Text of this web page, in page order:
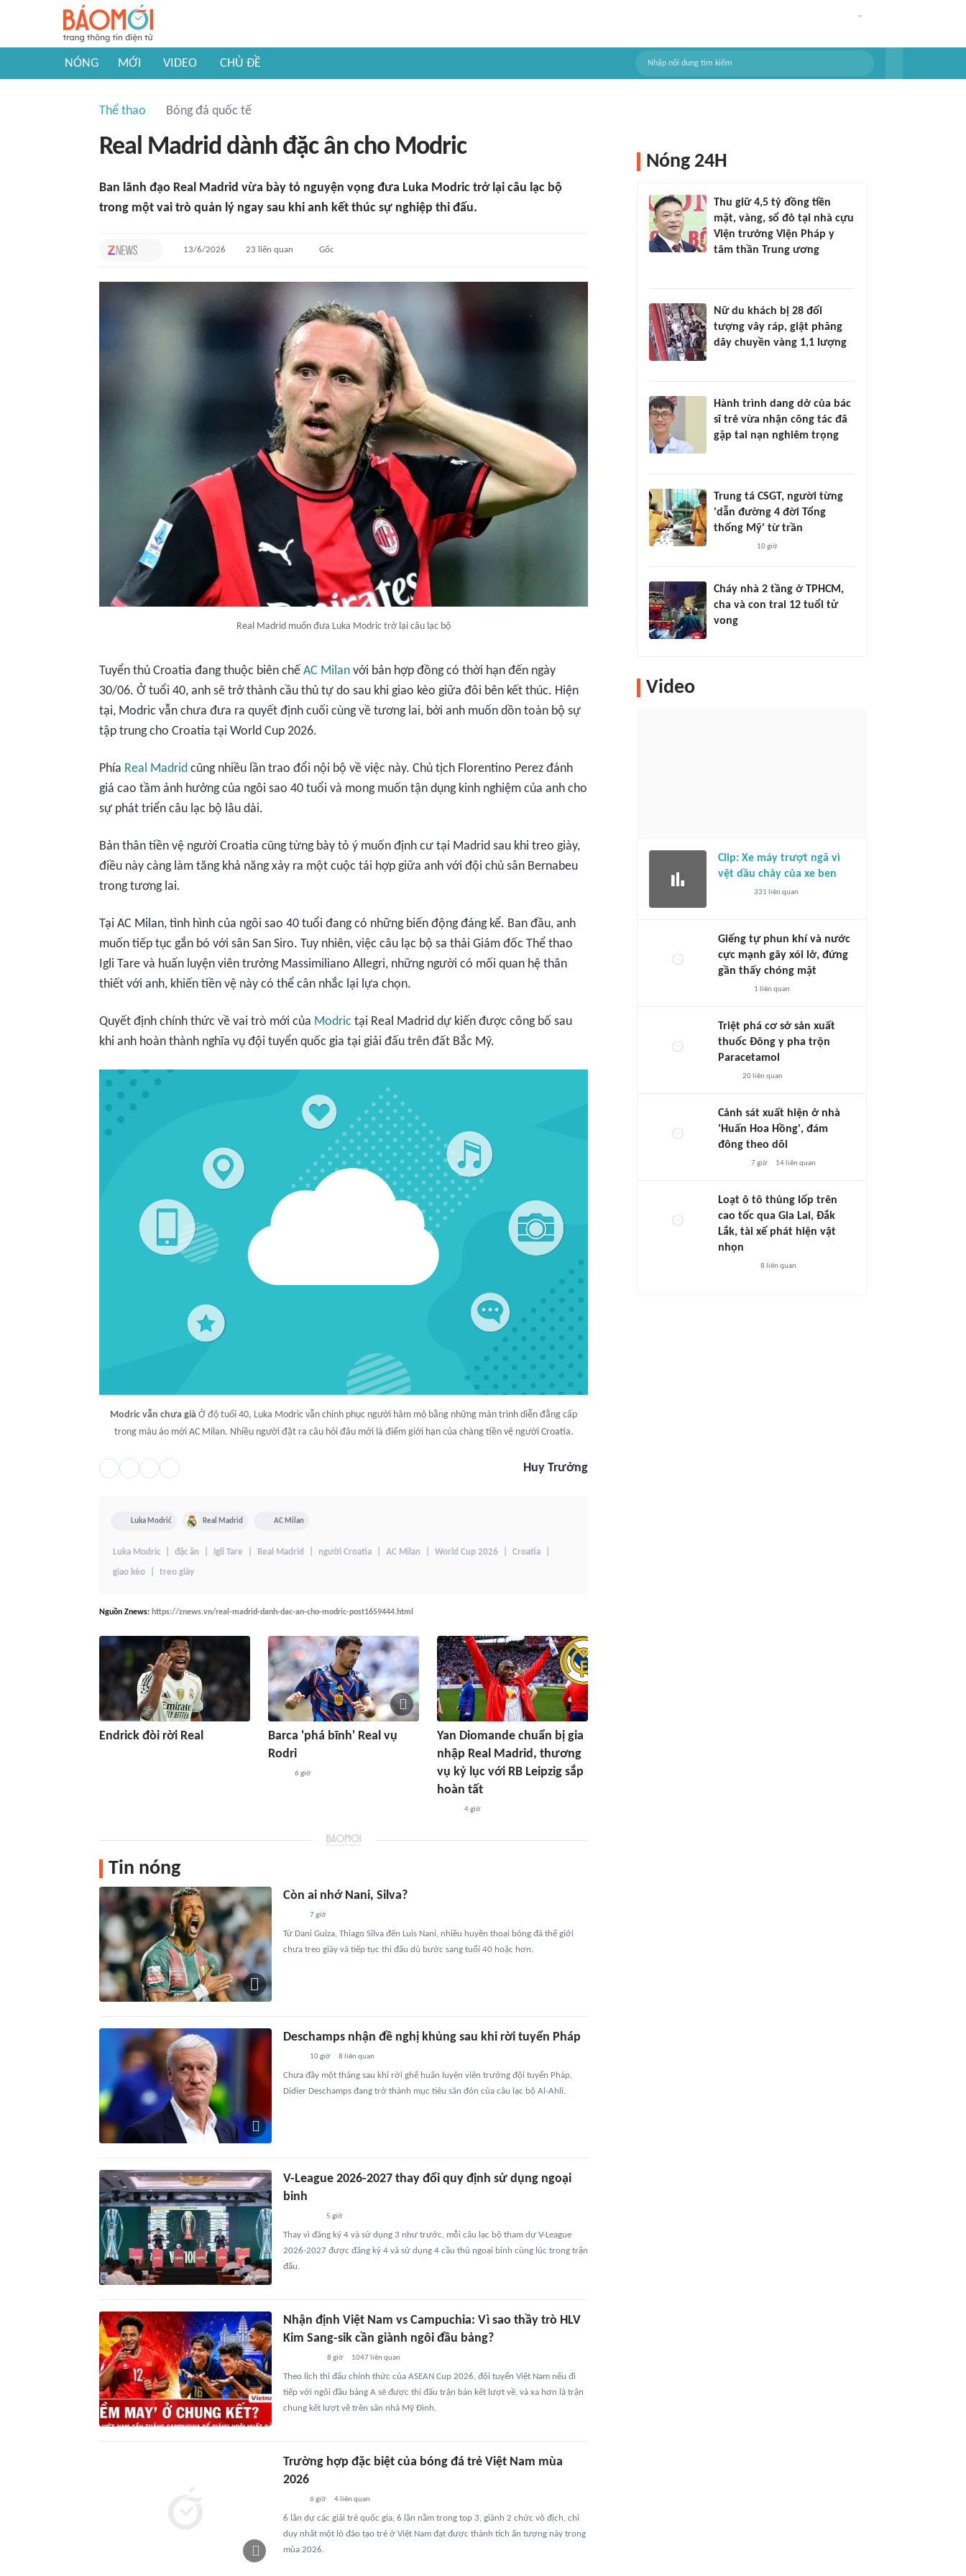
NÓNG MỚI VIDEO CHỦ ĐỀ
Thể thao Bóng đá quốc tế
Real Madrid dành đặc ân cho Modric
Ban lãnh đạo Real Madrid vừa bày tỏ nguyện vọng đưa Luka Modric trở lại câu lạc bộ
trong một vai trò quản lý ngay sau khi anh kết thúc sự nghiệp thi đấu.
13/6/2026 23 liên quan Gốc
Real Madrid muốn đưa Luka Modric trở lại câu lạc bộ
Tuyển thủ Croatia đang thuộc biên chế AC Milan với bản hợp đồng có thời hạn đến ngày
30/06. Ở tuổi 40, anh sẽ trở thành cầu thủ tự do sau khi giao kèo giữa đôi bên kết thúc. Hiện
tại, Modric vẫn chưa đưa ra quyết định cuối cùng về tương lai, bởi anh muốn dồn toàn bộ sự
tập trung cho Croatia tại World Cup 2026.
Phía Real Madrid cũng nhiều lần trao đổi nội bộ về việc này. Chủ tịch Florentino Perez đánh
giá cao tầm ảnh hưởng của ngôi sao 40 tuổi và mong muốn tận dụng kinh nghiệm của anh cho
sự phát triển câu lạc bộ lâu dài.
Bản thân tiền vệ người Croatia cũng từng bày tỏ ý muốn định cư tại Madrid sau khi treo giày,
điều này càng làm tăng khả năng xảy ra một cuộc tái hợp giữa anh với đội chủ sân Bernabeu
trong tương lai.
Tại AC Milan, tình hình của ngôi sao 40 tuổi đang có những biến động đáng kể. Ban đầu, anh
muốn tiếp tục gắn bó với sân San Siro. Tuy nhiên, việc câu lạc bộ sa thải Giám đốc Thể thao
Igli Tare và huấn luyện viên trưởng Massimiliano Allegri, những người có mối quan hệ thân
thiết với anh, khiến tiền vệ này có thể cân nhắc lại lựa chọn.
Quyết định chính thức về vai trò mới của Modric tại Real Madrid dự kiến được công bố sau
khi anh hoàn thành nghĩa vụ đội tuyển quốc gia tại giải đấu trên đất Bắc Mỹ.
Modric vẫn chưa già Ở độ tuổi 40, Luka Modric vẫn chinh phục người hâm mộ bằng những màn trình diễn đẳng cấp
trong màu áo mới AC Milan. Nhiều người đặt ra câu hỏi đâu mới là điểm giới hạn của chàng tiền vệ người Croatia.
Huy Trưởng
Luka Modrić Real Madrid AC Milan
Luka Modric đặc ân Igli Tare Real Madrid người Croatia AC Milan World Cup 2026 Croatia
giao kèo treo giày
Nguồn Znews: https://znews.vn/real-madrid-danh-dac-an-cho-modric-post1659444.html
Endrick đòi rời Real
Barca 'phá bĩnh' Real vụ
Rodri
6 giờ
Yan Diomande chuẩn bị gia
nhập Real Madrid, thương
vụ kỷ lục với RB Leipzig sắp
hoàn tất
4 giờ
Tin nóng
Còn ai nhớ Nani, Silva?
7 giờ
Từ Dani Guiza, Thiago Silva đến Luis Nani, nhiều huyền thoại bóng đá thế giới
chưa treo giày và tiếp tục thi đấu dù bước sang tuổi 40 hoặc hơn.
Deschamps nhận đề nghị khủng sau khi rời tuyển Pháp
10 giờ 8 liên quan
Chưa đầy một tháng sau khi rời ghế huấn luyện viên trưởng đội tuyển Pháp,
Didier Deschamps đang trở thành mục tiêu săn đón của câu lạc bộ Al-Ahli.
V-League 2026-2027 thay đổi quy định sử dụng ngoại
binh
5 giờ
Thay vì đăng ký 4 và sử dụng 3 như trước, mỗi câu lạc bộ tham dự V-League
2026-2027 được đăng ký 4 và sử dụng 4 cầu thủ ngoại binh cùng lúc trong trận
đấu.
Nhận định Việt Nam vs Campuchia: Vì sao thầy trò HLV
Kim Sang-sik cần giành ngôi đầu bảng?
8 giờ 1047liên quan
Theo lịch thi đấu chính thức của ASEAN Cup 2026, đội tuyển Việt Nam nếu đi
tiếp với ngôi đầu bảng A sẽ được thi đấu trận bán kết lượt về, và xa hơn là trận
chung kết lượt về trên sân nhà Mỹ Đình.
Trường hợp đặc biệt của bóng đá trẻ Việt Nam mùa
2026
6 giờ 4liên quan
6 lần dự các giải trẻ quốc gia, 6 lần nằm trong top 3, giành 2 chức vô địch, chỉ
duy nhất một lò đào tạo trẻ ở Việt Nam đạt được thành tích ấn tượng này trong
mùa 2026.
Nóng 24H
Thu giữ 4,5 tỷ đồng tiền
mặt, vàng, sổ đỏ tại nhà cựu
Viện trưởng Viện Pháp y
tâm thần Trung ương
Nữ du khách bị 28 đối
tượng vây ráp, giật phăng
dây chuyền vàng 1,1 lượng
Hành trình dang dở của bác
sĩ trẻ vừa nhận công tác đã
gặp tai nạn nghiêm trọng
Trung tá CSGT, người từng
'dẫn đường 4 đời Tổng
thống Mỹ' từ trần
10 giờ
Cháy nhà 2 tầng ở TPHCM,
cha và con trai 12 tuổi tử
vong
Video
Clip: Xe máy trượt ngã vì
vệt dầu chảy của xe ben
331 liên quan
Giếng tự phun khí và nước
cực mạnh gây xói lở, đứng
gần thấy chóng mặt
1 liên quan
Triệt phá cơ sở sản xuất
thuốc Đông y pha trộn
Paracetamol
20liên quan
Cảnh sát xuất hiện ở nhà
'Huấn Hoa Hồng', đám
đông theo dõi
7 giờ 14liên quan
Loạt ô tô thủng lốp trên
cao tốc qua Gia Lai, Đắk
Lắk, tài xế phát hiện vật
nhọn
8 liên quan